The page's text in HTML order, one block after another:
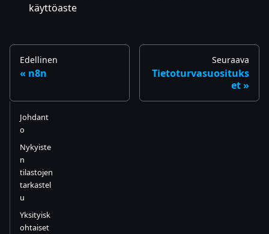
käyttöaste
Edellinen
n8n
Seuraava
Tietoturvasuosituks
et
Johdant
o
Nykyiste
n
tilastojen
tarkastel
u
Yksityisk
ohtaiset